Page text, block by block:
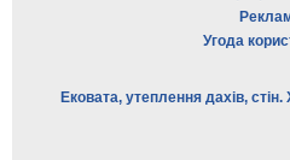
Угода
Ековата, утеплення дахів,